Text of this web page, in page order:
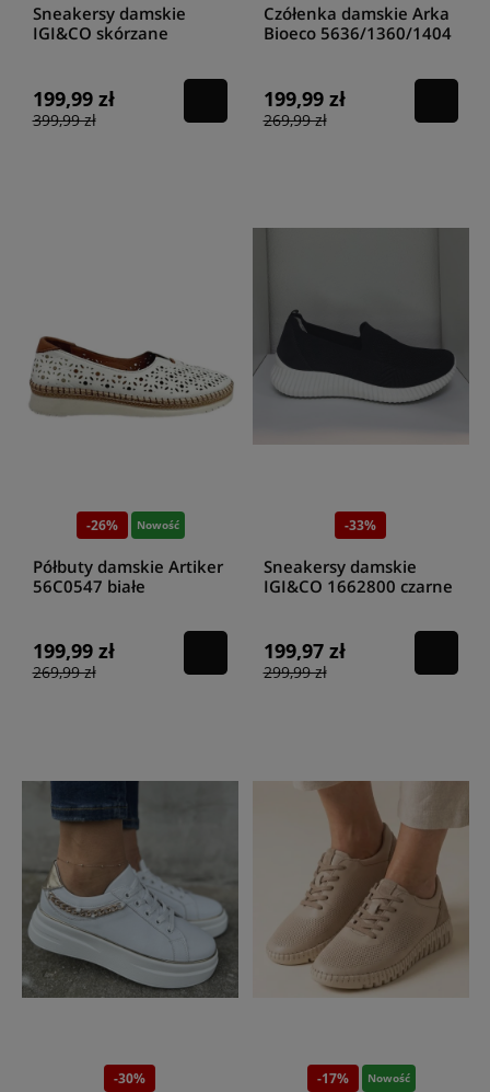
Sneakersy damskie
IGI&CO skórzane
199,99 zł
399,99 zł
Czółenka damskie Arka
Bioeco 5636/1360/1404
199,99 zł
269,99 zł
-26% Nowość
Półbuty damskie Artiker
56C0547 białe
199,99 zł
269,99 zł
-33%
Sneakersy damskie
IGI&CO 1662800 czarne
199,97 zł
299,99 zł
-30% -17% Nowość